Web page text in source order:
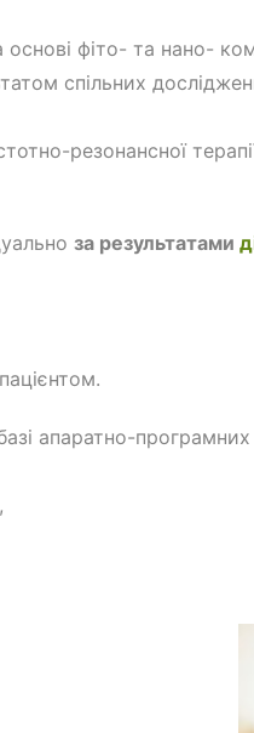
основі фіто- та нано-
спільних
резонансної
за результатами
апаратно-